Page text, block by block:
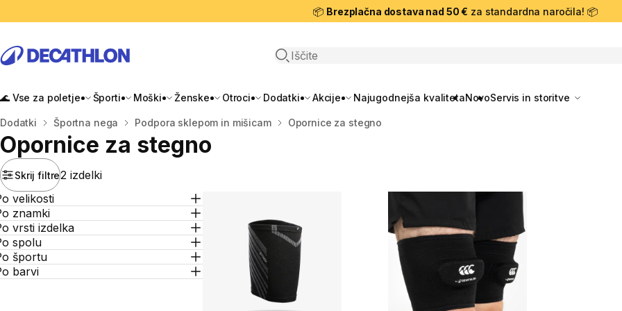
📦 Brezplačna dostava nad 50 € za standardna naročila! 📦
Odpri iskanje
🌊 Vse za poletje Športi Moški Ženske Otroci Dodatki Akcije Najugodnejša kvalitetaNovoServis in storitve
Domov
Dodatki Športna nega Podpora sklepom in mišicam Opornice za stegno
Opornice za stegno
Skrij filtre2 izdelki
velikosti
znamki
vrsti izdelka
spolu
športu
barvi